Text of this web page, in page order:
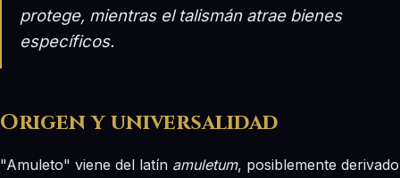
protege, mientras el talismán atraebienes
específicos.
Origen y universalidad
"Amuleto" viene del latín amuletum, posiblemente derivado